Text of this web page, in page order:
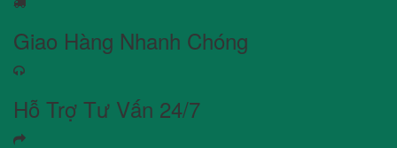
Giao Hàng Nhanh Chóng
Hỗ Trợ Tư Vấn 24/7